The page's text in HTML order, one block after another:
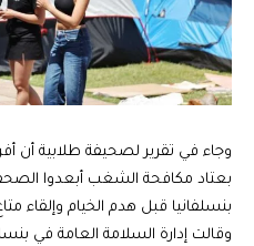
وجاء في تقرير لصحيفة طلابية أن
بعتاد مكافحة الشغب أبعدوا
بنسلفانيا قبل هدم الخيام وإلقاء
وقالت إدارة السلامة العامة في بنسلفانيا إن